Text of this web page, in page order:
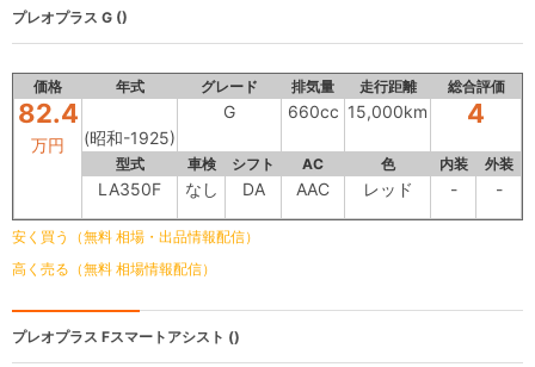
プレオプラス G ()
価格 年式 グレード 排気量 走行距離 総合評価
82.4
万円 (昭和-1925)
G 660cc 15,000km 4
型式 車検 シフト AC 色 内装 外装
LA350F なし DA AAC レッド - -
安く買う（無料 相場・出品情報配信）
高く売る（無料 相場情報配信）
プレオプラス Fスマートアシスト ()